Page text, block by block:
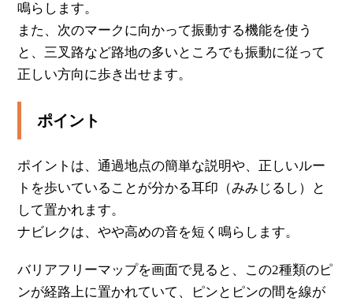
鳴らします。
また、次のマークに向かって振動する機能を使う
と、三叉路など路地の多いところでも振動に従って
正しい方向に歩き出せます。
ポイント
ポイントは、通過地点の簡単な説明や、正しいルー
トを歩いていることが分かる耳印（みみじるし）と
して置かれます。
ナビレクは、やや高めの音を短く鳴らします。
バリアフリーマップを画面で見ると、この2種類のピ
ンが経路上に置かれていて、ピンとピンの間を線が